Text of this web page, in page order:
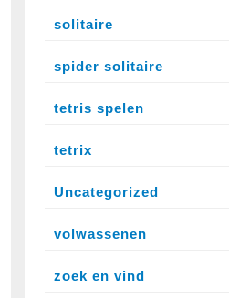
solitaire
spider solitaire
tetris spelen
tetrix
Uncategorized
volwassenen
zoek en vind